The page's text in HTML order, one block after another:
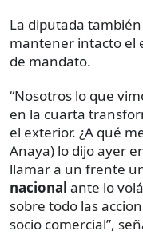
La diputada
mantener intacto el
de mandato.
“Nosotros lo que
en la cuarta
el exterior. ¿A qué
Anaya) lo dijo ayer
llamar a un frente
nacional ante lo
sobre todo las
socio comercial”,